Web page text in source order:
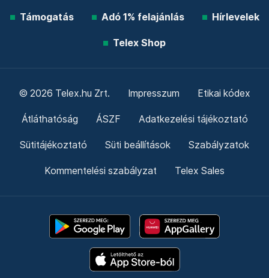
Támogatás Adó 1% felajánlás Hírlevelek
Telex Shop
© 2026 Telex.hu Zrt. Impresszum Etikai kódex
Átláthatóság ÁSZF Adatkezelési tájékoztató
Sütitájékoztató Süti beállítások Szabályzatok
Kommentelési szabályzat Telex Sales